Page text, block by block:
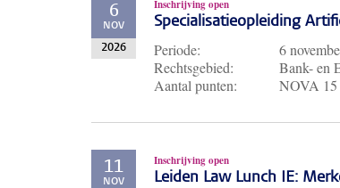
6
NOV
2026
Inschrijving open
Specialisatieopleiding
Periode: 6
Rechtsgebied:
Bank- en
Aantal punten:
NOVA 15
11
NOV
Inschrijving open
Leiden Law Lunch IE: